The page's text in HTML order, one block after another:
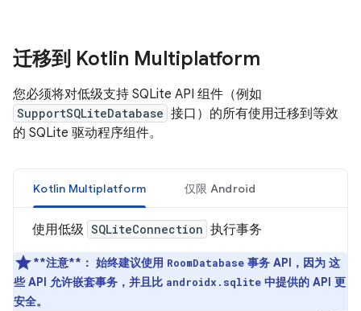
迁移到 Kotlin Multiplatform
您必须将对低级支持 SQLite API 组件（例如
SupportSQLiteDatabase 接口）的所有使用迁移到等效
的 SQLite 驱动程序组件。
Kotlin Multiplatform 仅限 Android
使用低级 SQLiteConnection 执行事务
**注意**： 始终建议使用 RoomDatabase 事务 API，因为 这
些 API 允许嵌套事务，并且比 androidx.sqlite 中提供的 API 更
安全。